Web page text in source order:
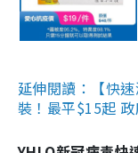
延伸閱讀：【快
裝！最平$15起